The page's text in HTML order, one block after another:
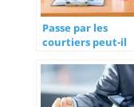
Passe par les
courtiers peut-il
chances d’obtenir
un emprunt
rapide ?